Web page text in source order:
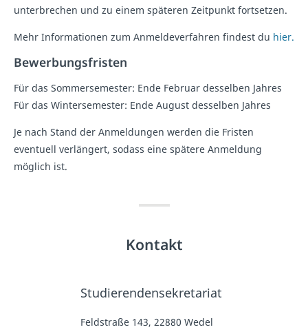
unterbrechen und zu einem späteren Zeitpunkt fortsetzen.
Mehr Informationen zum Anmeldeverfahren findest du hier.
Bewerbungsfristen
Für das Sommersemester: Ende Februar desselben Jahres
Für das Wintersemester: Ende August desselben Jahres
Je nach Stand der Anmeldungen werden die Fristen
eventuell verlängert, sodass eine spätere Anmeldung
möglich ist.
Kontakt
Studierendensekretariat
Feldstraße 143, 22880 Wedel